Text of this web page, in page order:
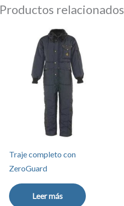
Productos relacionados
Traje completo con
ZeroGuard
Leer más